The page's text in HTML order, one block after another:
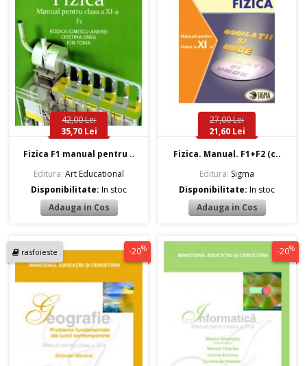
42,00 Lei
35,70 Lei
Fizica F1 manual pentru ..
Editura: Art Educational
Disponibilitate:In stoc
27,00 Lei
21,60 Lei
Fizica. Manual. F1+F2 (c..
Editura: Sigma
Disponibilitate:In stoc
rasfoieste -20% -20%